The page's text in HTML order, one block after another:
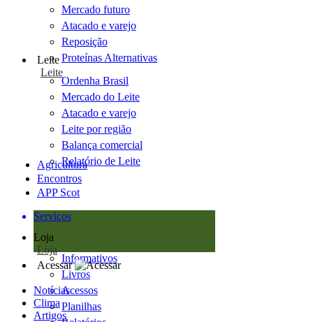
Mercado futuro
Atacado e varejo
Reposição
Proteínas Alternativas
Leite
Leite
Ordenha Brasil
Mercado do Leite
Atacado e varejo
Leite por região
Balança comercial
Relatório de Leite
Agricultura
Encontros
APP Scot
Serviços
Loja
Loja
Informativos
Livros
Acessos
Planilhas
Acessar
Notícias
Clima
Artigos